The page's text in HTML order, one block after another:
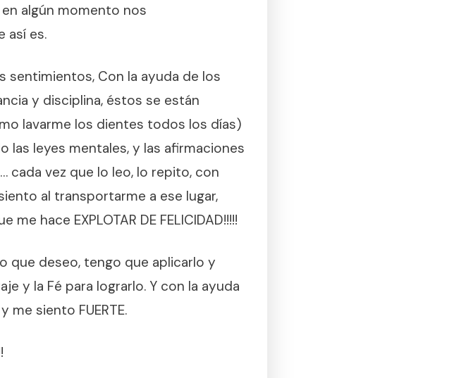
algún momento nos
así es.
sentimientos, Con la ayuda de los
y disciplina, éstos se están
lavarme los dientes todos los días)
las leyes mentales, y las afirmaciones
cada vez que lo leo, lo repito, con
al transportarme a ese lugar,
hace EXPLOTAR DE FELICIDAD!!!!!
que deseo, tengo que aplicarlo y
y la Fé para lograrlo. Y con la ayuda
siento FUERTE.